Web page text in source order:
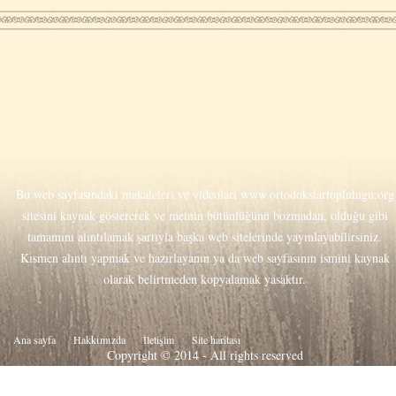
Bu web sayfasındaki makaleleri ve videoları www.ortodokslartoplulugu.org
sitesini kaynak göstererek ve metnin bütünlüğünü bozmadan, olduğu gibi
tamamını alıntılamak şartıyla başka web sitelerinde yayınlayabilirsiniz.
Kısmen alıntı yapmak ve hazırlayanın ya da web sayfasının ismini kaynak
olarak belirtmeden kopyalamak yasaktır.
Ana sayfa Hakkιmιzda İletişim Site haritası
Copyright © 2014 - All rights reserved